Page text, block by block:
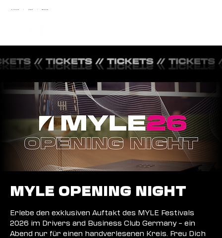
MYLE OPENING NIGHT
Erlebe den exklusiven Auftakt des MYLE Festivals
2026 im Drivers and Business Club Germany – ein
Abend nur für einen handverlesenen Kreis. Freu Dich